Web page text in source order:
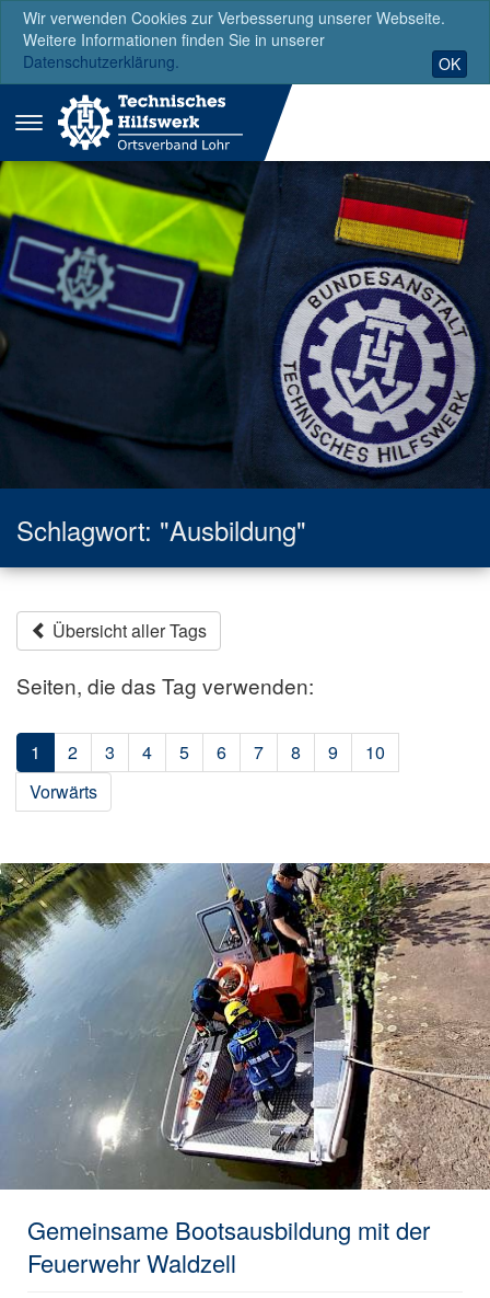
Wir verwenden Cookies zur Verbesserung unserer Webseite.
Weitere Informationen finden Sie in unserer
Datenschutzerklärung.
OK
Menü
ausklappen
Schlagwort: "Ausbildung"
Übersicht aller Tags
Seiten, die das Tag verwenden:
1 2 3 4 5 6 7 8 9
10
Vorwärts
Gemeinsame Bootsausbildung mit der
Feuerwehr Waldzell